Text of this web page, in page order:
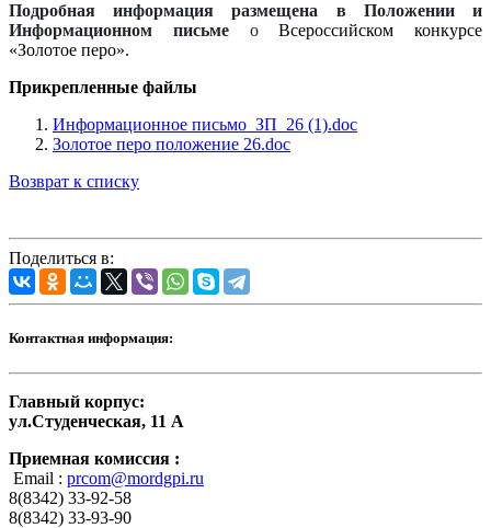
Подробная информация
размещена в Положении и
Информационном письмеоВсероссийском конкурсе
«Золотое перо».
Прикрепленные файлы
Информационное письмо_ЗП_26 (1).doc
Золотое перо положение 26.doc
Возврат к списку
Поделиться в:
Контактная информация:
Главный корпус:
ул.Студенческая, 11 А
Приемная комиссия :
Email : prcom@mordgpi.ru
8(8342) 33-92-58
8(8342) 33-93-90